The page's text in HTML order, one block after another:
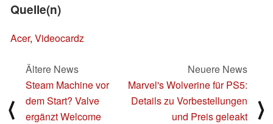
Quelle(n)
Acer, Videocardz
⟨
Ältere News
Steam Machine vor
dem Start? Valve
ergänzt Welcome
Neuere News
Marvel's Wolverine für PS5:
Details zu Vorbestellungen
und Preis geleakt
⟩